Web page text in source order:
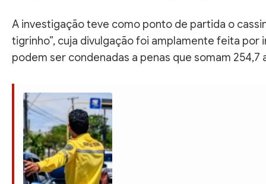
A investigação teve como ponto de partida o
tigrinho”, cuja divulgação foi amplamente feita
podem ser condenadas a penas que somam 254,7